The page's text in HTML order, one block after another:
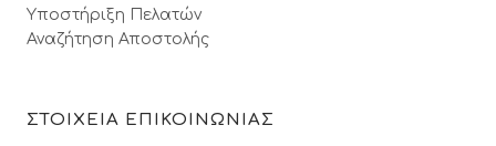
Υποστήριξη Πελατών
Αναζήτηση Αποστολής
ΣΤΟΙΧΕΙΑ ΕΠΙΚΟΙΝΩΝΙΑΣ